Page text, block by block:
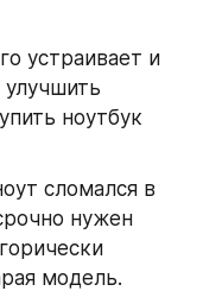
устраивает и
улучшить
ноутбук
сломался в
нужен
модель.